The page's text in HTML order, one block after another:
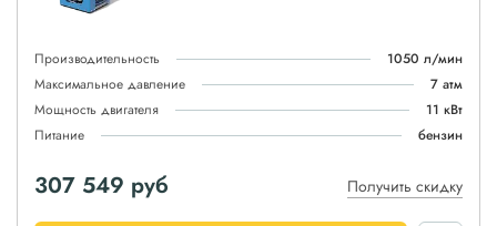
Производительность
1050 л/мин
Максимальное давление
7 атм
Мощность двигателя
11 кВт
Питание
бензин
307 549 руб Получить скидку